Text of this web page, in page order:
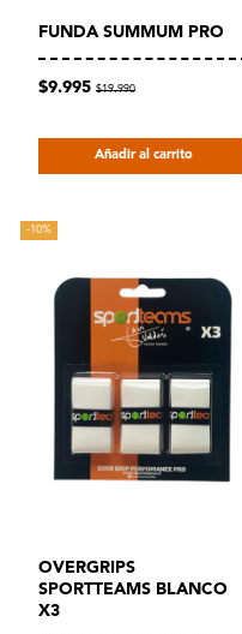
FUNDA SUMMUM PRO
$9.995 $19.990
Añadir al carrito
-10%
OVERGRIPS
SPORTTEAMS BLANCO
X3